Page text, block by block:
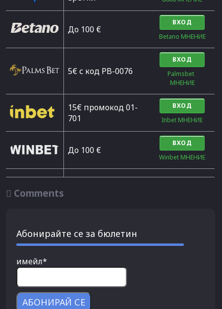
Дo 100 €
ВХОД
Betano МНЕНИЕ
5€ с код PB-0076
ВХОД
Palmsbet
МНЕНИЕ
15€ промокод 01-
701
ВХОД
Inbet МНЕНИЕ
До 100 €
ВХОД
Winbet МНЕНИЕ
 Comments
Абонирайте се за бюлетин
имейл*